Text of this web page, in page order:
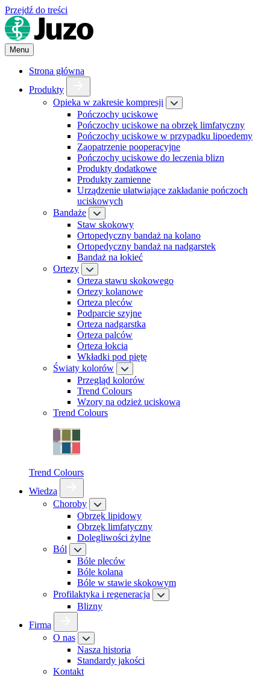
Przejdź do treści
Menu
Strona główna
Produkty
Opieka w zakresie kompresji
Pończochy uciskowe
Pończochy uciskowe na obrzęk limfatyczny
Pończochy uciskowe w przypadku lipoedemy
Zaopatrzenie pooperacyjne
Pończochy uciskowe do leczenia blizn
Produkty dodatkowe
Produkty zamienne
Urządzenie ułatwiające zakładanie pończoch
uciskowych
Bandaże
Staw skokowy
Ortopedyczny bandaż na kolano
Ortopedyczny bandaż na nadgarstek
Bandaż na łokieć
Ortezy
Orteza stawu skokowego
Ortezy kolanowe
Orteza pleców
Podparcie szyjne
Orteza nadgarstka
Orteza palców
Orteza łokcia
Wkładki pod piętę
Światy kolorów
Przegląd kolorów
Trend Colours
Wzory na odzież uciskową
Trend Colours
Trend Colours
Wiedza
Choroby
Obrzęk lipidowy
Obrzęk limfatyczny
Dolegliwości żylne
Ból
Bóle pleców
Bóle kolana
Bóle w stawie skokowym
Profilaktyka i regeneracja
Blizny
Firma
O nas
Nasza historia
Standardy jakości
Kontakt